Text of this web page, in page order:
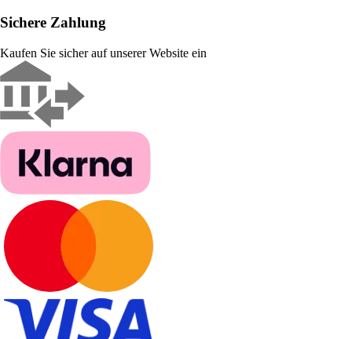
Sichere Zahlung
Kaufen Sie sicher auf unserer Website ein